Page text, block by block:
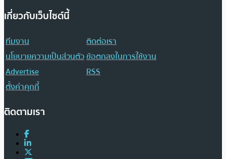
เกี่ยวกับเว็บไซต์นี้
ทีมงาน
ติดต่อเรา
นโยบายความเป็นส่วนตัวข้อตกลงในการใช้งาน
Advertise
RSS
ตั้งค่าคุกกี้
ติดตามเรา